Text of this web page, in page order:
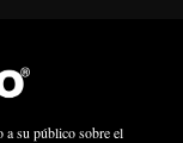
a su público sobre el